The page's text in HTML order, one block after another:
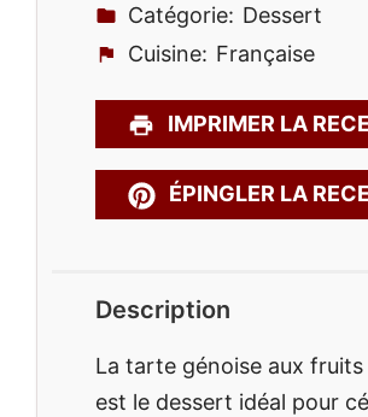
Catégorie: Dessert
Cuisine: Française
IMPRIMER LA
ÉPINGLER LA
Description
La tarte génoise aux
est le dessert idéal pour